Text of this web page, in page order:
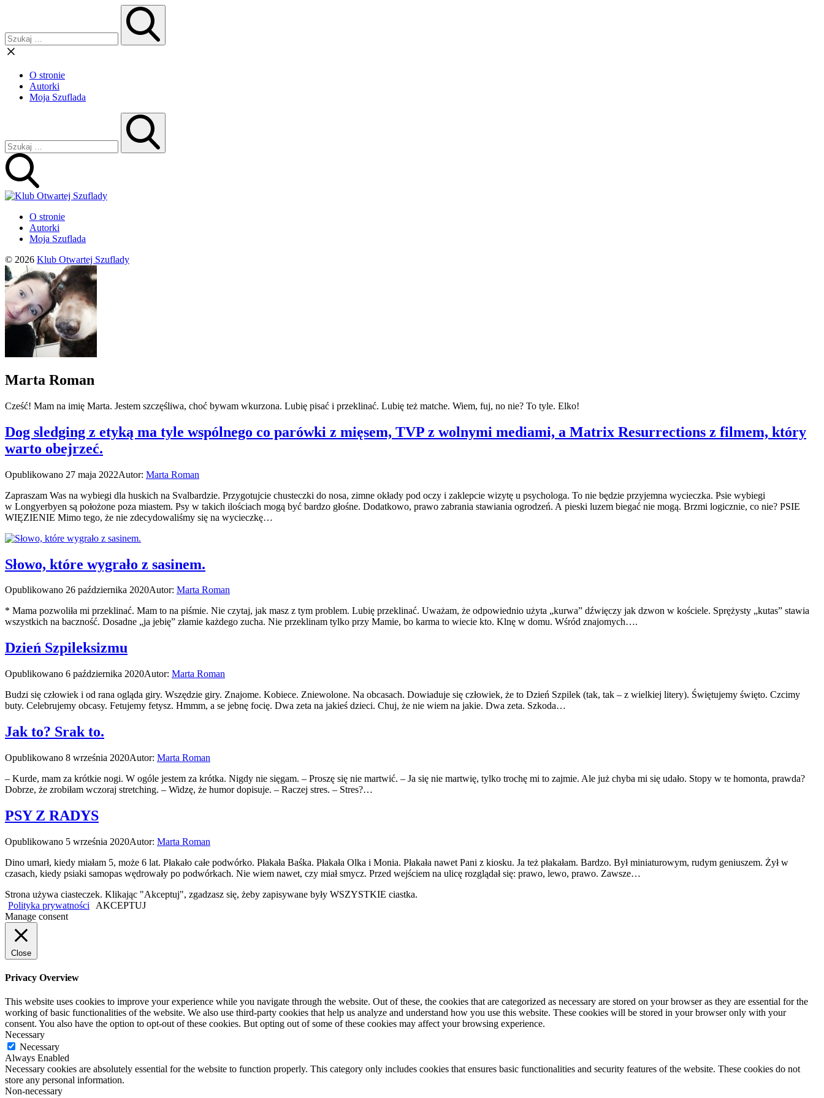
O stronie
Autorki
Moja Szuflada
O stronie
Autorki
Moja Szuflada
© 2026 Klub Otwartej Szuflady
Marta Roman
Cześć! Mam na imię Marta. Jestem szczęśliwa, choć bywam wkurzona. Lubię pisać i przeklinać. Lubię też matche. Wiem, fuj, no nie? To tyle. Elko!
Dog sledging z etyką ma tyle wspólnego co parówki z mięsem, TVP z wolnymi mediami, a Matrix Resurrections z filmem, który
warto obejrzeć.
Opublikowano 27 maja 2022Autor: Marta Roman
Zapraszam Was na wybiegi dla huskich na Svalbardzie. Przygotujcie chusteczki do nosa, zimne okłady pod oczy i zaklepcie wizytę u psychologa. To nie będzie przyjemna wycieczka. Psie wybiegi
w Longyerbyen są położone poza miastem. Psy w takich ilościach mogą być bardzo głośne. Dodatkowo, prawo zabrania stawiania ogrodzeń. A pieski luzem biegać nie mogą. Brzmi logicznie, co nie? PSIE
WIĘZIENIE Mimo tego, że nie zdecydowaliśmy się na wycieczkę…
Słowo, które wygrało z sasinem.
Opublikowano 26 października 2020Autor: Marta Roman
* Mama pozwoliła mi przeklinać. Mam to na piśmie. Nie czytaj, jak masz z tym problem. Lubię przeklinać. Uważam, że odpowiednio użyta „kurwa” dźwięczy jak dzwon w kościele. Sprężysty „kutas” stawia
wszystkich na baczność. Dosadne „ja jebię” złamie każdego zucha. Nie przeklinam tylko przy Mamie, bo karma to wiecie kto. Klnę w domu. Wśród znajomych….
Dzień Szpileksizmu
Opublikowano 6 października 2020Autor: Marta Roman
Budzi się człowiek i od rana ogląda giry. Wszędzie giry. Znajome. Kobiece. Zniewolone. Na obcasach. Dowiaduje się człowiek, że to Dzień Szpilek (tak, tak – z wielkiej litery). Świętujemy święto. Czcimy
buty. Celebrujemy obcasy. Fetujemy fetysz. Hmmm, a se jebnę focię. Dwa zeta na jakieś dzieci. Chuj, że nie wiem na jakie. Dwa zeta. Szkoda…
Jak to? Srak to.
Opublikowano 8 września 2020Autor: Marta Roman
– Kurde, mam za krótkie nogi. W ogóle jestem za krótka. Nigdy nie sięgam. – Proszę się nie martwić. – Ja się nie martwię, tylko trochę mi to zajmie. Ale już chyba mi się udało. Stopy w te homonta, prawda?
Dobrze, że zrobiłam wczoraj stretching. – Widzę, że humor dopisuje. – Raczej stres. – Stres?…
PSY Z RADYS
Opublikowano 5 września 2020Autor: Marta Roman
Dino umarł, kiedy miałam 5, może 6 lat. Płakało całe podwórko. Płakała Baśka. Płakała Olka i Monia. Płakała nawet Pani z kiosku. Ja też płakałam. Bardzo. Był miniaturowym, rudym geniuszem. Żył w
czasach, kiedy psiaki samopas wędrowały po podwórkach. Nie wiem nawet, czy miał smycz. Przed wejściem na ulicę rozglądał się: prawo, lewo, prawo. Zawsze…
Strona używa ciasteczek. Klikając "Akceptuj", zgadzasz się, żeby zapisywane były WSZYSTKIE ciastka.
Polityka prywatności
AKCEPTUJ
Manage consent
Close
Privacy Overview
This website uses cookies to improve your experience while you navigate through the website. Out of these, the cookies that are categorized as necessary are stored on your browser as they are essential for the
working of basic functionalities of the website. We also use third-party cookies that help us analyze and understand how you use this website. These cookies will be stored in your browser only with your
consent. You also have the option to opt-out of these cookies. But opting out of some of these cookies may affect your browsing experience.
Necessary
Necessary
Always Enabled
Necessary cookies are absolutely essential for the website to function properly. This category only includes cookies that ensures basic functionalities and security features of the website. These cookies do not
store any personal information.
Non-necessary